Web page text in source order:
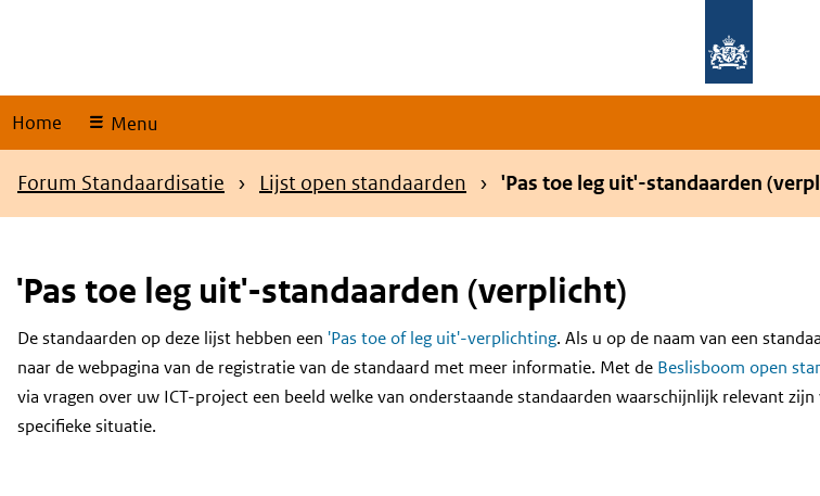
Home Menu
Kruimelpad
Forum Standaardisatie Lijst open standaarden 'Pas toe leg uit'-standaarden
'Pas toe leg uit'-standaarden (verplicht)
Content
De standaarden op deze lijst hebben een 'Pas toe of leg uit'-verplichting. Als u op de naam van een
naar de webpagina van de registratie van de standaard met meer informatie. Met de Beslisboom open
via vragen over uw ICT-project een beeld welke van onderstaande standaarden waarschijnlijk relevant
specifieke situatie.